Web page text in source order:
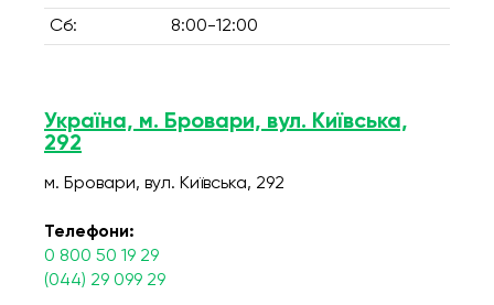
Сб: 8:00-12:00
Україна, м. Бровари, вул. Київська,
292
м. Бровари, вул. Київська, 292
Телефони:
0 800 50 19 29
(044) 29 099 29